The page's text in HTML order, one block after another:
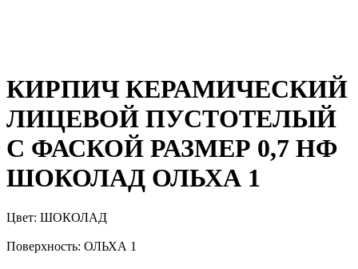
КИРПИЧ КЕРАМИЧЕСКИЙ
ЛИЦЕВОЙ ПУСТОТЕЛЫЙ
С ФАСКОЙ РАЗМЕР 0,7 НФ
ШОКОЛАД ОЛЬХА 1
Цвет: ШОКОЛАД
Поверхность: ОЛЬХА 1